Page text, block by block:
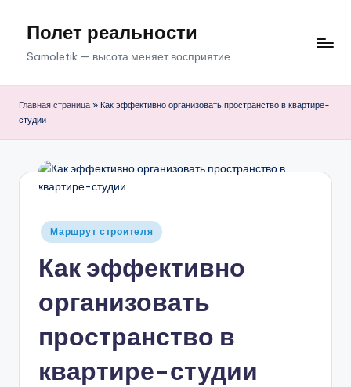
ПерейтиПолет реальности
Samoletik — высота меняет восприятие
Главная страница » Как эффективно организовать пространство в квартире-
студии
Опубликовано
Маршрут строителя
Как эффективно
организовать
пространство в
квартире-студии